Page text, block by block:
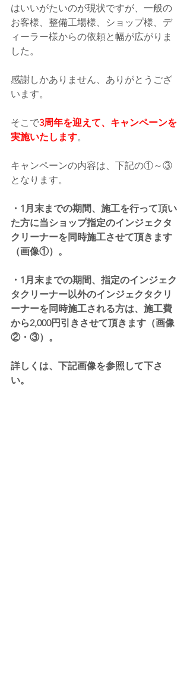
はいいがたいのが現状ですが、一般の
お客様、整備工場様、ショップ様、デ
ィーラー様からの依頼と幅が広がりま
した。
感謝しかありません、ありがとうござ
います。
そこで3周年を迎えて、キャンペーンを
実施いたします。
キャンペーンの内容は、下記の①～③
となります。
・1月末までの期間、施工を行って頂い
た方に当ショップ指定のインジェクタ
クリーナーを同時施工させて頂きます
（画像①）。
・1月末までの期間、指定のインジェク
タクリーナー以外のインジェクタクリ
ーナーを同時施工される方は、施工費
から2,000円引きさせて頂きます（画像
②・③）。
詳しくは、下記画像を参照して下さ
い。